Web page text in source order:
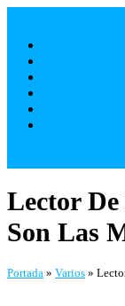
contenido
Lector
Son Las
Portada » Varios »